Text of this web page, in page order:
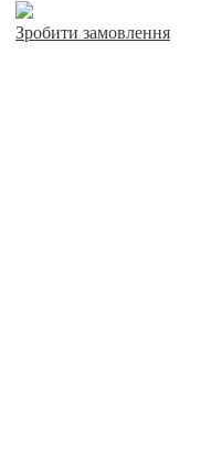
Зробити замовлення